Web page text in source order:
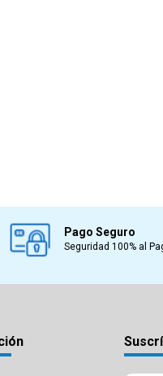
Pago Seguro
Seguridad 100% al